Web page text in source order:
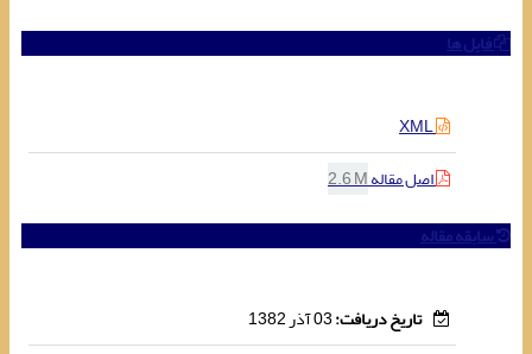
فایل ها
XML
اصل مقاله2.6 M
سابقه مقاله
تاریخ دریافت: